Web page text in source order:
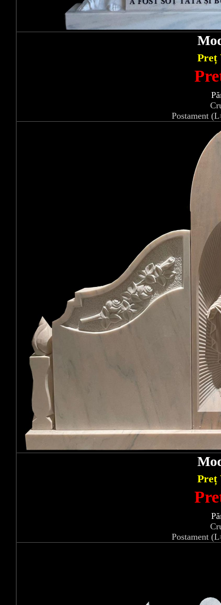
Preț
Postament
Preț
Postament